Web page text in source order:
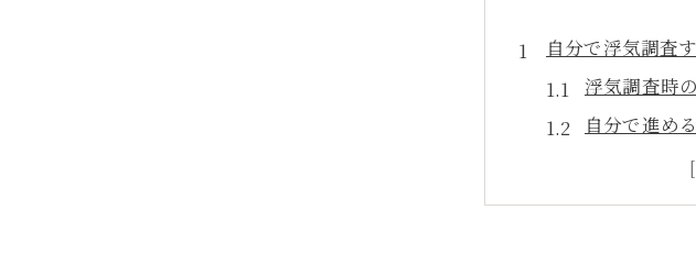
自分で浮気調査
浮気調査時
自分で進め
慎重派が知
浮気調査で